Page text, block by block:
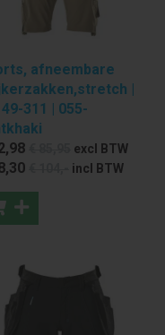
afneembare
|
311 | 055-
,98 excl BTW
,30 incl BTW